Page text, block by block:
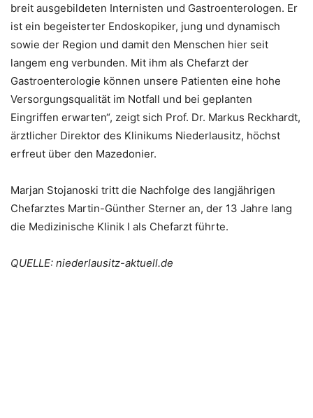
breit ausgebildeten Internisten und Gastroenterologen. Er
ist ein begeisterter Endoskopiker, jung und dynamisch
sowie der Region und damit den Menschen hier seit
langem eng verbunden. Mit ihm als Chefarzt der
Gastroenterologie können unsere Patienten eine hohe
Versorgungsqualität im Notfall und bei geplanten
Eingriffen erwarten“, zeigt sich Prof. Dr. Markus Reckhardt,
ärztlicher Direktor des Klinikums Niederlausitz, höchst
erfreut über den Mazedonier.
Marjan Stojanoski tritt die Nachfolge des langjährigen
Chefarztes Martin-Günther Sterner an, der 13 Jahre lang
die Medizinische Klinik I als Chefarzt führte.
QUELLE: niederlausitz-aktuell.de